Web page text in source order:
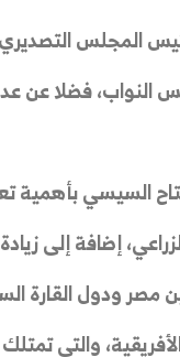
المجلس التصديري
النواب، فضلا عن
السيسي بأهمية
إضافة إلى
مصر ودول القارة
والتي